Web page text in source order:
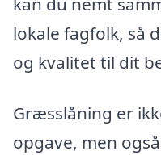
lokale fagfolk, så
og kvalitet til dit
Græsslåning er
opgave, men